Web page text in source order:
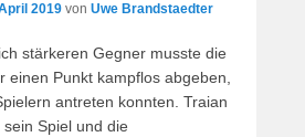
2019 von Uwe Brandstaedter
stärkeren Gegner musste die
einen Punkt kampflos abgeben,
antreten konnten. Traian
Spiel und die